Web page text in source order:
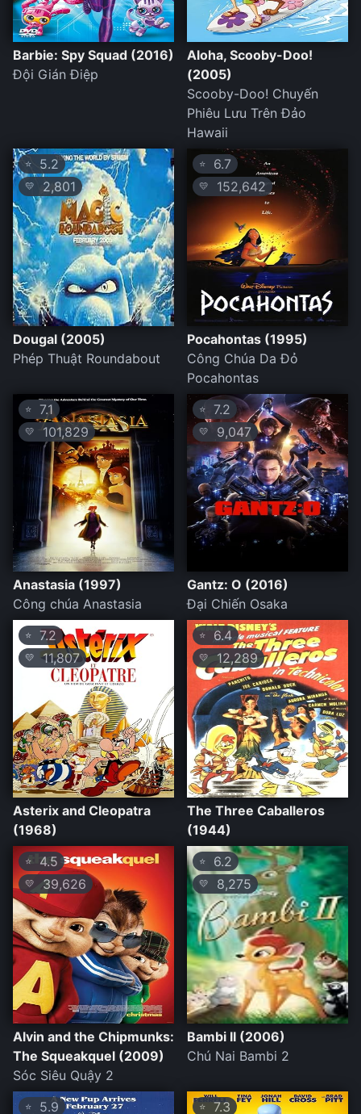
Barbie: Spy Squad (2016)
Đội Gián Điệp
Aloha, Scooby-Doo!
(2005)
Scooby-Doo! Chuyến
Phiêu Lưu Trên Đảo
Hawaii
⭐ 5.2
💛 2,801
Dougal (2005)
Phép Thuật Roundabout
⭐ 6.7
💛 152,642
Pocahontas (1995)
Công Chúa Da Đỏ
Pocahontas
⭐ 7.1
💛 101,829
Anastasia (1997)
Công chúa Anastasia
⭐ 7.2
💛 9,047
Gantz: O (2016)
Đại Chiến Osaka
⭐ 7.2
💛 11,807
Asterix and Cleopatra
(1968)
⭐ 6.4
💛 12,289
The Three Caballeros
(1944)
⭐ 4.5
💛 39,626
Alvin and the Chipmunks:
The Squeakquel (2009)
Sóc Siêu Quậy 2
⭐ 6.2
💛 8,275
Bambi II (2006)
Chú Nai Bambi 2
⭐ 5.9 ⭐ 7.3